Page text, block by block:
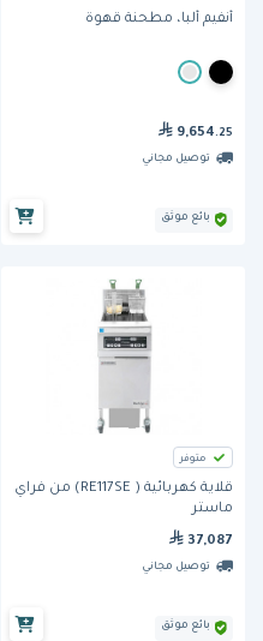
أنفيم ألبا، مطحنة قهوة
9,654 .25
توصيل مجاني
بائع موثق
متوفر
قلاية كهربائية ( RE117SE) من فراي
ماستر
37,087
توصيل مجاني
بائع موثق